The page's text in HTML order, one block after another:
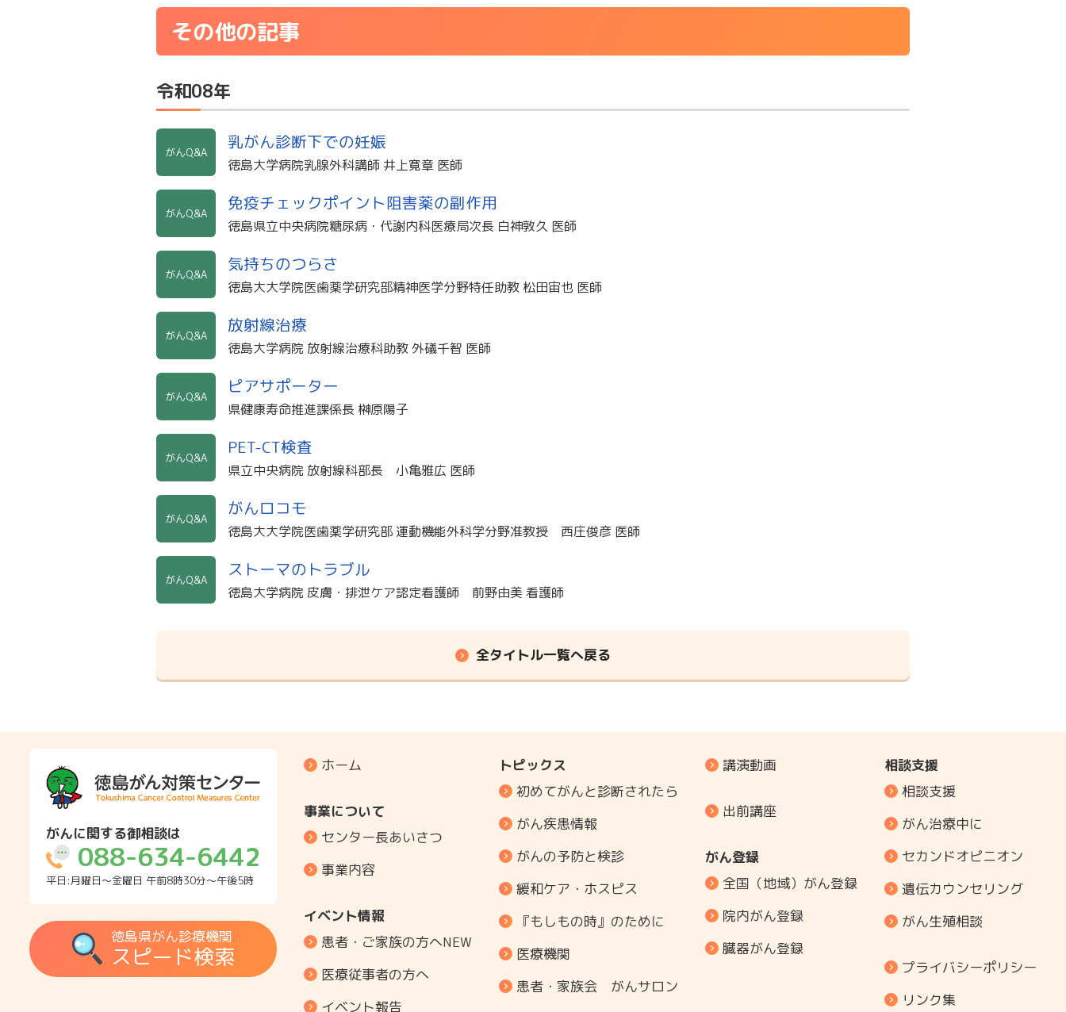
その他の記事
令和08年
がんQ&A 乳がん診断下での妊娠
徳島大学病院乳腺外科講師 井上寛章 医師
がんQ&A 免疫チェックポイント阻害薬の副作用
徳島県立中央病院糖尿病・代謝内科医療局次長 白神敦久 医師
がんQ&A 気持ちのつらさ
徳島大大学院医歯薬学研究部精神医学分野特任助教 松田宙也 医師
がんQ&A 放射線治療
徳島大学病院 放射線治療科助教 外礒千智 医師
がんQ&A ピアサポーター
県健康寿命推進課係長 榊原陽子
がんQ&A PET-CT検査
県立中央病院 放射線科部長 小亀雅広 医師
がんQ&A がんロコモ
徳島大大学院医歯薬学研究部 運動機能外科学分野准教授 西庄俊彦 医師
がんQ&A ストーマのトラブル
徳島大学病院 皮膚・排泄ケア認定看護師 前野由美 看護師
全タイトル一覧へ戻る
がんに関する御相談は
088-634-6442
平日:月曜日～金曜日 午前8時30分～午後5時
徳島県がん診療機関
スピード検索
ホーム
事業について
センター長あいさつ
事業内容
イベント情報
患者・ご家族の方へNEW
医療従事者の方へ
イベント報告
トピックス
初めてがんと診断されたら
がん疾患情報
がんの予防と検診
緩和ケア・ホスピス
『もしもの時』のために
医療機関
患者・家族会 がんサロン
講演動画
出前講座
がん登録
全国（地域）がん登録
院内がん登録
臓器がん登録
相談支援
相談支援
がん治療中に
セカンドオピニオン
遺伝カウンセリング
がん生殖相談
プライバシーポリシー
リンク集